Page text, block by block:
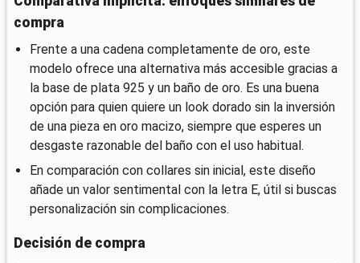
compra
Frente a una cadena completamente de oro, este
modelo ofrece una alternativa más accesible gracias a
la base de plata 925 y un baño de oro. Es una buena
opción para quien quiere un look dorado sin la inversión
de una pieza en oro macizo, siempre que esperes un
desgaste razonable del baño con el uso habitual.
En comparación con collares sin inicial, este diseño
añade un valor sentimental con la letra E, útil si buscas
personalización sin complicaciones.
Decisión de compra